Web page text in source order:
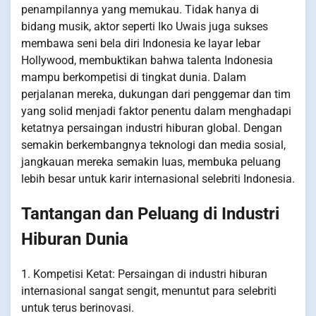
penampilannya yang memukau. Tidak hanya di
bidang musik, aktor seperti Iko Uwais juga sukses
membawa seni bela diri Indonesia ke layar lebar
Hollywood, membuktikan bahwa talenta Indonesia
mampu berkompetisi di tingkat dunia. Dalam
perjalanan mereka, dukungan dari penggemar dan tim
yang solid menjadi faktor penentu dalam menghadapi
ketatnya persaingan industri hiburan global. Dengan
semakin berkembangnya teknologi dan media sosial,
jangkauan mereka semakin luas, membuka peluang
lebih besar untuk karir internasional selebriti Indonesia.
Tantangan dan Peluang di Industri
Hiburan Dunia
1. Kompetisi Ketat: Persaingan di industri hiburan
internasional sangat sengit, menuntut para selebriti
untuk terus berinovasi.